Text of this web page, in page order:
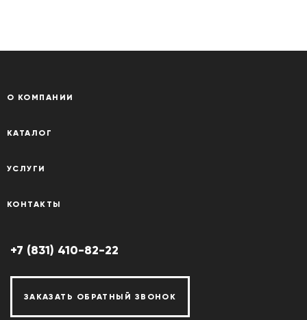
О КОМПАНИИ
КАТАЛОГ
УСЛУГИ
КОНТАКТЫ
+7 (831) 410-82-22
ЗАКАЗАТЬ ОБРАТНЫЙ ЗВОНОК